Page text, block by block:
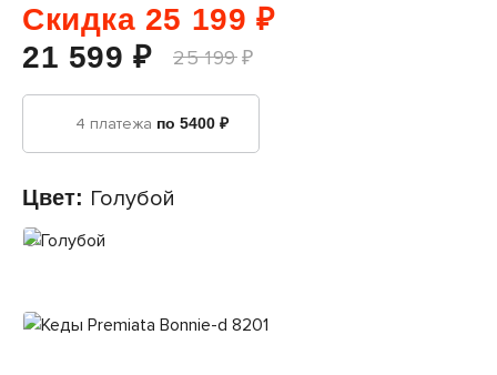
Скидка 25 199 ₽
21 599 ₽
25 199 ₽
4 платежа по 5400 ₽
Цвет: Голубой